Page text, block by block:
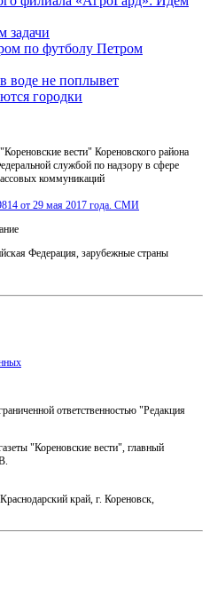
задачи
по футболу Петром
воде не поплывет
городки
вести" Кореновского района
службой по надзору в сфере
коммуникаций
от 29 мая 2017 года. СМИ
Федерация, зарубежные страны
ответственностью "Редакция
"Кореновские вести", главный
край, г. Кореновск,